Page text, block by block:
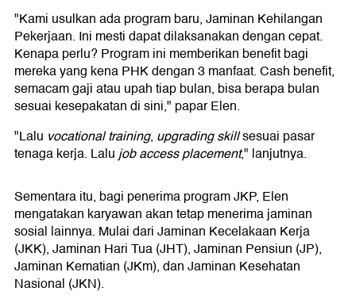
"Kami usulkan ada program baru, Jaminan Kehilangan
Pekerjaan. Ini mesti dapat dilaksanakan dengan cepat.
Kenapa perlu? Program ini memberikan benefit bagi
mereka yang kena PHK dengan 3 manfaat. Cash benefit,
semacam gaji atau upah tiap bulan, bisa berapa bulan
sesuai kesepakatan di sini," papar Elen.
"Lalu vocational training, upgrading skillsesuai pasar
tenaga kerja. Lalujob access placement," lanjutnya.
Sementara itu, bagi penerima program JKP, Elen
mengatakan karyawan akan tetap menerima jaminan
sosial lainnya. Mulai dari Jaminan Kecelakaan Kerja
(JKK), Jaminan Hari Tua (JHT), Jaminan Pensiun (JP),
Jaminan Kematian (JKm), dan Jaminan Kesehatan
Nasional (JKN).